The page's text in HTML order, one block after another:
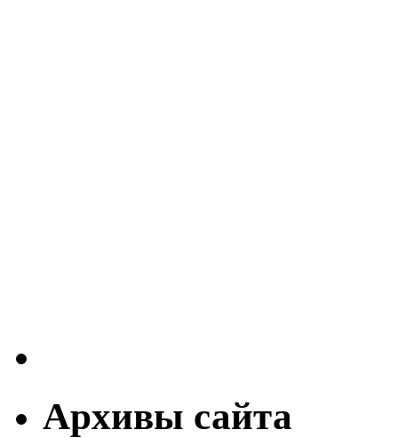
Архивы сайта